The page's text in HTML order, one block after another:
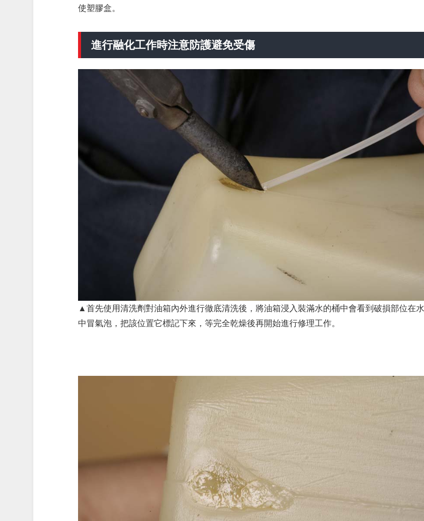
使塑膠盒。
進行融化工作時注意防護避免受傷
▲首先使用清洗劑對油箱內外進行徹底清洗後，將油箱浸入裝滿水的桶中會看到破損部位在水
中冒氣泡，把該位置它標記下來，等完全乾燥後再開始進行修理工作。